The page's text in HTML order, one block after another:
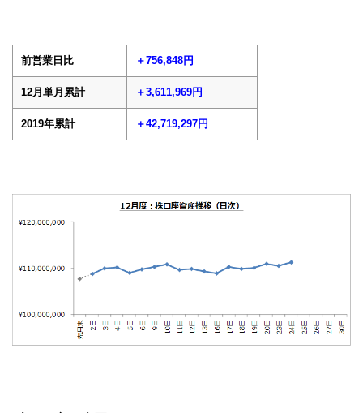
前営業日比 ＋756,848円
12月単月累計 ＋3,611,969円
2019年累計 ＋42,719,297円